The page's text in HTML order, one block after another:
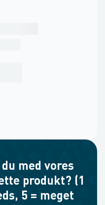
med vores
produkt? (1
5 = meget